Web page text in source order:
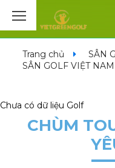
Trang chủ
SÂN
SÂN GOLF VIỆT NAM
Chưa có dữ liệu Golf
CHÙM